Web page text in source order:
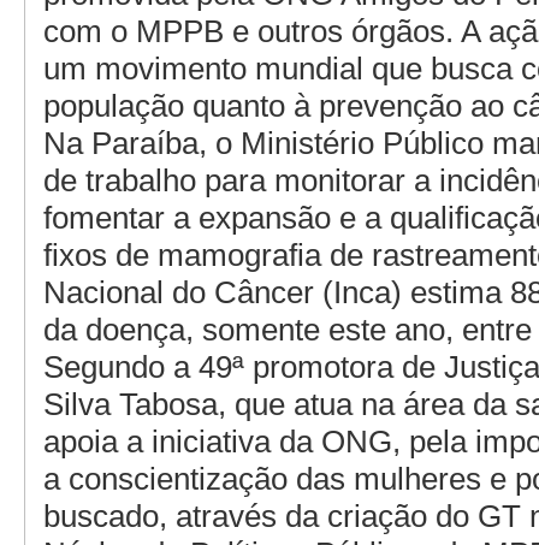
com o MPPB e outros órgãos. A
um movimento mundial que busca
população quanto à prevenção ao
Na Paraíba, o Ministério Público
de trabalho para monitorar a
fomentar a expansão e a
fixos de mamografia de
Nacional do Câncer (Inca) estima
da doença, somente este ano,
Segundo a 49ª promotora de
Silva Tabosa, que atua na área da
apoia a iniciativa da ONG, pela
a conscientização das mulheres e
buscado, através da criação do GT